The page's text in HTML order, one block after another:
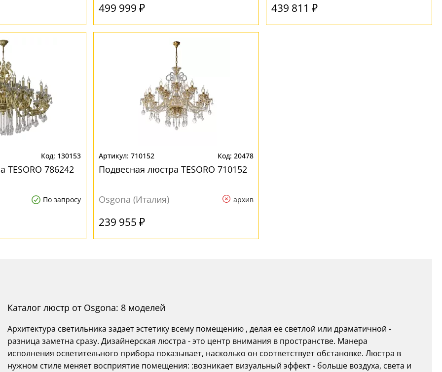
499 999 ₽ 439 811 ₽
130153
TESORO 786242
По запросу
710152 20478
Подвесная люстра TESORO 710152
Osgona (Италия) архив
239 955 ₽
Каталог люстр от Osgona: 8 моделей
Архитектура светильника задает эстетику всему помещению , делая ее светлой или драматичной -
разница заметна сразу. Дизайнерская люстра - это центр внимания в пространстве. Манера
исполнения осветительного прибора показывает, насколько он соответствует обстановке. Люстра в
нужном стиле меняет восприятие помещения: :возникает визуальный эффект - больше воздуха, света и